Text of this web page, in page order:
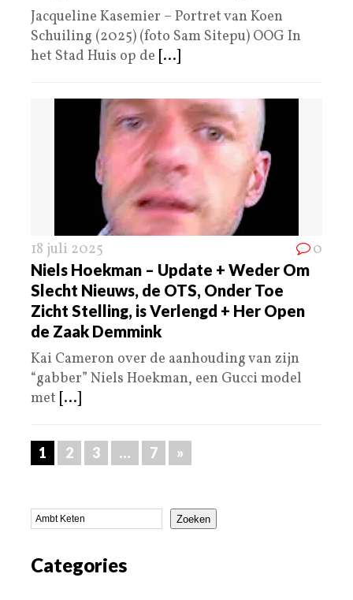
Jacqueline Kasemier – Portret van Koen
Schuiling (2025) (foto Sam Sitepu) OOG In
het Stad Huis op de [...]
18 juli 2025 0
Niels Hoekman – Update + Weder Om
Slecht Nieuws, de OTS, Onder Toe
Zicht Stelling, is Verlengd + Her Open
de Zaak Demmink
Kai Cameron over de aanhouding van zijn
“gabber” Niels Hoekman, een Gucci model
met [...]
1 2 3 … 7 »
Zoeken
Categories